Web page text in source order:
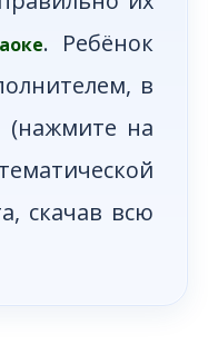
. Ребёнок
в
(нажмите на
скачав всю
своих мыслей.
на экспресс-
методах обучения.